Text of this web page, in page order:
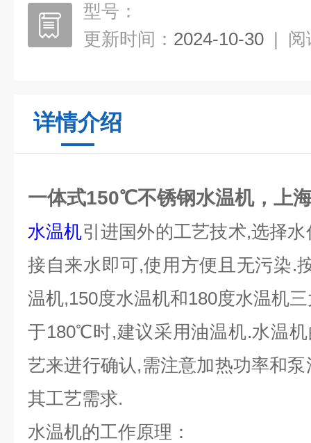
型号：
更新时间： 2024-10-30 | 阅
详情介绍
一体式150℃不锈钢水温机，上
水温机引进国外的工艺技术,选择
接自来水即可,使用方便且无污染.
温机,150度水温机和180度水温机
于180℃时,建议采用油温机.水温
艺来进行确认,需注意加热功率和
其工艺需求.
水温机的工作原理：